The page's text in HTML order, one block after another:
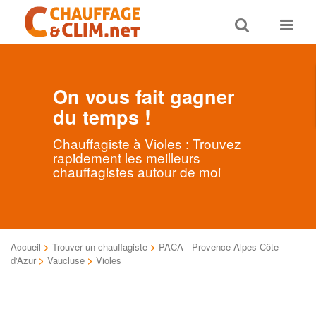
Toggle
search
Toggle
On vous fait gagner
du temps !
Chauffagiste à Violes : Trouvez
rapidement les meilleurs
chauffagistes autour de moi
Accueil > Trouver un chauffagiste > PACA - Provence Alpes Côte
d'Azur > Vaucluse > Violes